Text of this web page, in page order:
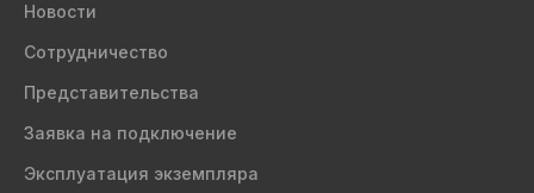
Новости
Сотрудничество
Представительства
Заявка на подключение
Эксплуатация экземпляра